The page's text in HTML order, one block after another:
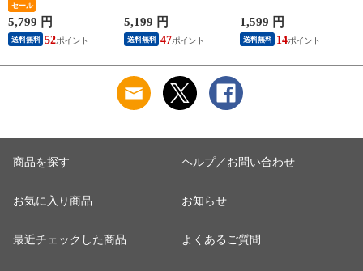
パック 3倍長持ち 4
ロール(ダブル) 4ロー
ル×12(48ロール) 3倍
ロール 3倍巻 トイレ
セール
5,799 円
送料無料 52
ティシュペーパー ま
とめ買い ケース販売
ボックスティッシュ
シア 【送料無料】
5,199 円
送料無料 47
トル 2L 名水百選 尾
瀬 国産 箱 ケース ま
とめ買い ニチネン
1,599 円
送料無料 14
商品を探す
お気に入り商品
最近チェックした商品
ヘルプ／お問い合わせ
お知らせ
よくあるご質問